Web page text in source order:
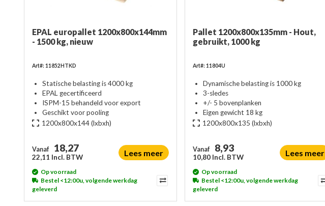
EPAL europallet 1200x800x144mm
- 1500 kg, nieuw
Art#: 11852HTKD
Statische belasting is 4000 kg
EPAL gecertificeerd
ISPM-15 behandeld voor export
Geschikt voor pooling
1200x800x144(lxbxh)
Vanaf 18,27
22,11 Incl. BTW Lees meer
Op voorraad
Bestel <12:00u, volgende werkdag
geleverd
Pallet 1200x800x135mm - Hout,
gebruikt, 1000 kg
Art#: 11804U
Dynamische belasting is 1000 kg
3-sledes
+/- 5 bovenplanken
Eigen gewicht 18 kg
1200x800x135 (lxbxh)
Vanaf 8,93
10,80 Incl. BTW Lees meer
Op voorraad
Bestel <12:00u, volgende werkdag
geleverd